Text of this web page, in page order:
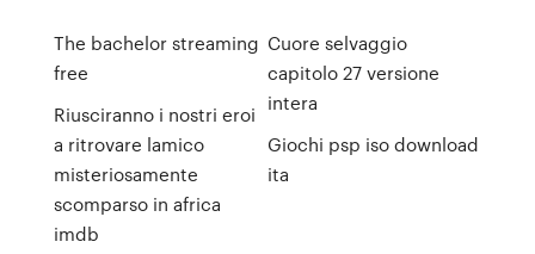
The bachelor streaming
free
Riusciranno i nostri eroi
a ritrovare lamico
misteriosamente
scomparso in africa
imdb
Cuore selvaggio
capitolo 27 versione
intera
Giochi psp iso download
ita